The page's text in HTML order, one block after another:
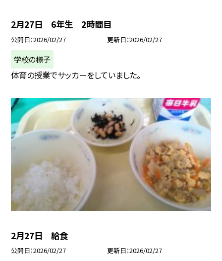
2月27日 6年生 2時間目
公開日 2026/02/27 更新日 2026/02/27
学校の様子
体育の授業でサッカーをしていました。
2月27日 給食
公開日 2026/02/27 更新日 2026/02/27